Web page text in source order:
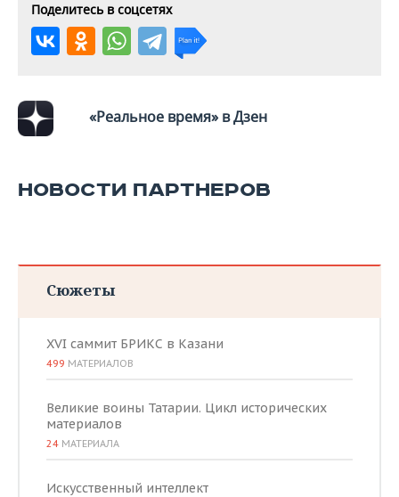
Поделитесь в соцсетях
«Реальное время» в Дзен
НОВОСТИ ПАРТНЕРОВ
Сюжеты
XVI саммит БРИКС в Казани
499 МАТЕРИАЛОВ
Великие воины Татарии. Цикл исторических
материалов
24 МАТЕРИАЛА
Искусственный интеллект